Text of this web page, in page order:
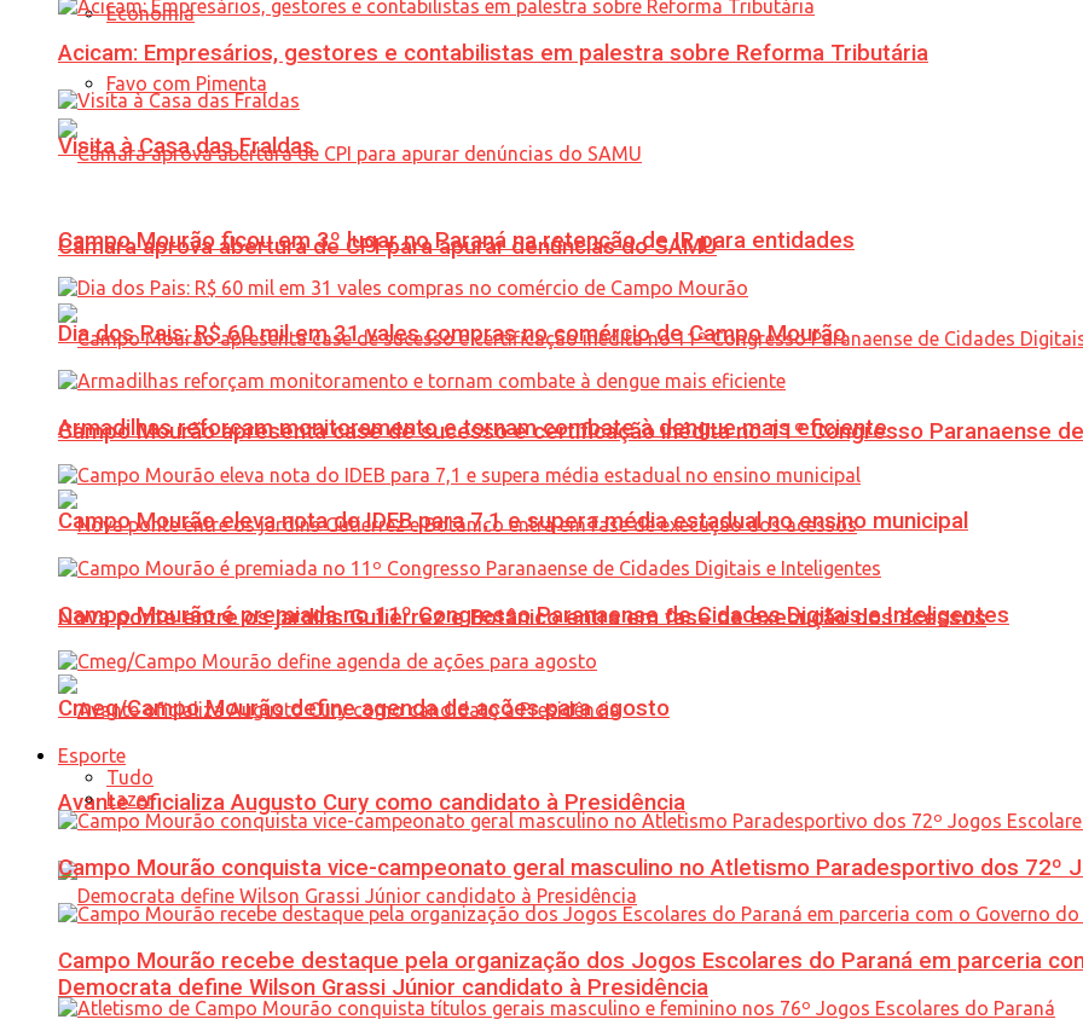
Economia
Favo com Pimenta
Câmara aprova abertura de CPI para apurar denúncias do SAMU
Campo Mourão apresenta case de sucesso e certificação inédita no 11º Congresso Paranaense
Nova ponte entre os jardins Gutierrez e Botânico entra em fase de execução dos acessos
Avante oficializa Augusto Cury como candidato à Presidência
Democrata define Wilson Grassi Júnior candidato à Presidência
Acicam: Empresários, gestores e contabilistas em palestra sobre Reforma Tributária
Visita à Casa das Fraldas
Campo Mourão ficou em 3º lugar no Paraná na retenção de IR para entidades
Dia dos Pais: R$ 60 mil em 31 vales compras no comércio de Campo Mourão
Armadilhas reforçam monitoramento e tornam combate à dengue mais eficiente
Campo Mourão eleva nota do IDEB para 7,1 e supera média estadual no ensino municipal
Campo Mourão é premiada no 11º Congresso Paranaense de Cidades Digitais e Inteligentes
Cmeg/Campo Mourão define agenda de ações para agosto
Esporte
Tudo
Lazer
Campo Mourão conquista vice-campeonato geral masculino no Atletismo Paradesportivo dos 72º
Campo Mourão recebe destaque pela organização dos Jogos Escolares do Paraná em parceria